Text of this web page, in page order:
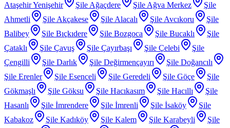
Ataşehir Yenişehir
Şile Ağaçdere Şile Ağva Merkez
Şile
Ahmetli
Şile Akçakese Şile Alacalı Şile Avcıkoru
Şile
Balibey
Şile Bıçkıdere Şile Bozgoca Şile Bucaklı
Şile
Çataklı
Şile Çavuş Şile Çayırbaşı Şile Çelebi
Şile
Çengilli
Şile Darlık Şile Değirmençayırı
Şile Doğancılı
Şile Erenler
Şile Esenceli Şile Geredeli Şile Göçe
Şile
Gökmaşlı
Şile Göksu Şile Hacıkasım Şile Hacıllı
Şile
Hasanlı
Şile İmrendere Şile İmrenli Şile İsaköy
Şile
Kabakoz
Şile Kadıköy Şile Kalem Şile Karabeyli
Şile